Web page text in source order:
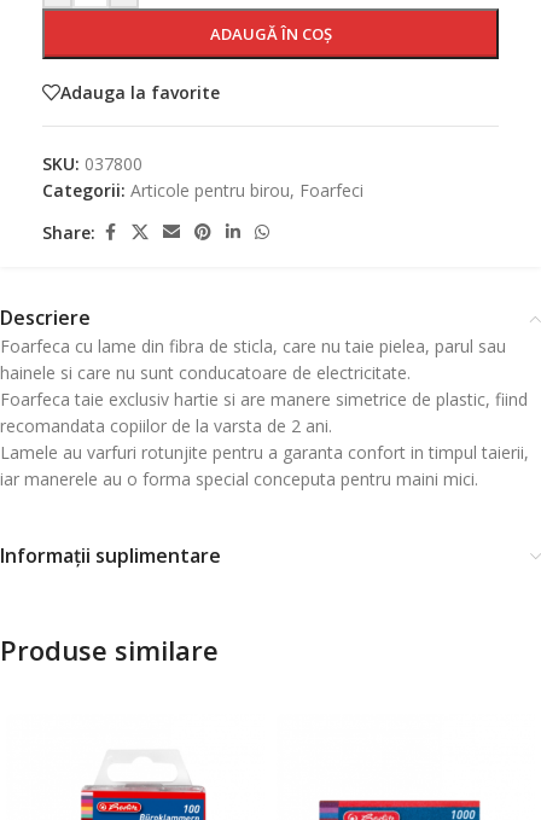
ADAUGĂ ÎN COȘ
Adauga la favorite
SKU: 037800
Categorii: Articole pentru birou, Foarfeci
Share:
Descriere
Foarfeca cu lame din fibra de sticla, care nu taie pielea, parul sau
hainele si care nu sunt conducatoare de electricitate.
Foarfeca taie exclusiv hartie si are manere simetrice de plastic, fiind
recomandata copiilor de la varsta de 2 ani.
Lamele au varfuri rotunjite pentru a garanta confort in timpul taierii,
iar manerele au o forma special conceputa pentru maini mici.
Informații suplimentare
Produse similare